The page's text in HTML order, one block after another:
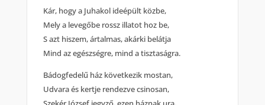
Kár, hogy a Juhakol ideépült közbe,
Mely a levegőbe rossz illatot hoz be,
S azt hiszem, ártalmas, akárki belátja
Mind az egészségre, mind a tisztaságra.
Bádogfedelű ház következik mostan,
Udvara és kertje rendezve csinosan,